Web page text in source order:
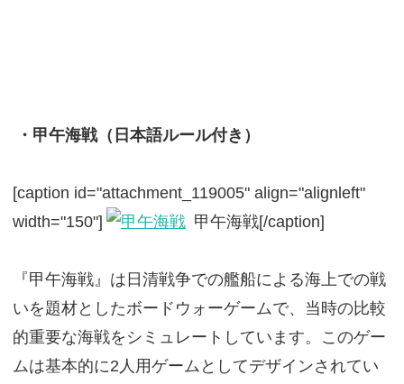
・甲午海戦（日本語ルール付き）
[caption id="attachment_119005" align="alignleft"
width="150"]
甲午海戦[/caption]
『甲午海戦』は日清戦争での艦船による海上での戦
いを題材としたボードウォーゲームで、当時の比較
的重要な海戦をシミュレートしています。このゲー
ムは基本的に2人用ゲームとしてデザインされてい